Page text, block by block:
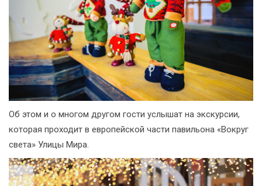
Об этом и о многом другом гости услышат на экскурсии,
которая проходит в европейской части павильона «Вокруг
света» Улицы Мира.